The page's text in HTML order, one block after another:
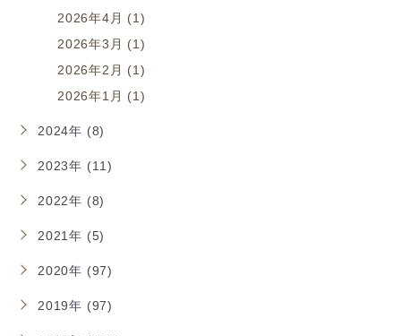
2026年4月 (1)
2026年3月 (1)
2026年2月 (1)
2026年1月 (1)
2024年 (8)
2023年 (11)
2022年 (8)
2021年 (5)
2020年 (97)
2019年 (97)